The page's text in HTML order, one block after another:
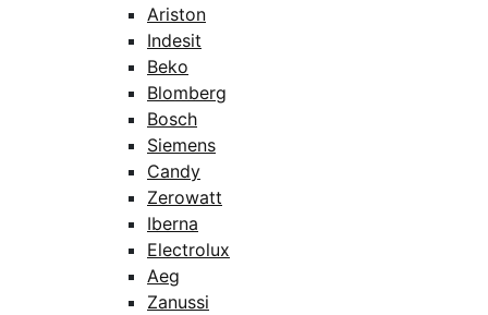
Ariston
Indesit
Beko
Blomberg
Bosch
Siemens
Candy
Zerowatt
Iberna
Electrolux
Aeg
Zanussi